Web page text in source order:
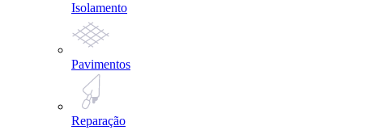
Isolamento
Pavimentos
Reparação